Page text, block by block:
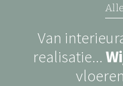
Van
realisatie...